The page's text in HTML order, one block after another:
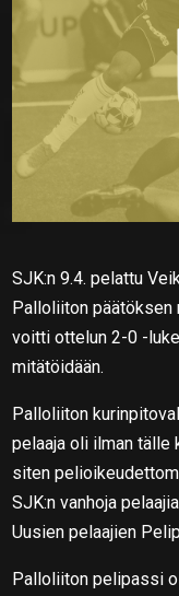
SJK:n 9.4. pelattu
Palloliiton päätöksen
voitti ottelun 2-0 -
mitätöidään.
Palloliiton
pelaaja oli ilman tälle
siten
SJK:n vanhoja
Uusien pelaajien
Palloliiton pelipassi